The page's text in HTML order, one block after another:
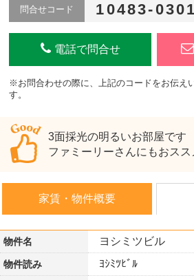
問合せコード 10483-0301
電話で問合せ
※お問合わせの際に、上記のコードをお伝え
す。
3面採光の明るいお部屋で
ファミーリーさんにもおスス
家賃・物件概要
物件名 ヨシミツビル
物件読み ﾖｼﾐﾂﾋﾞﾙ